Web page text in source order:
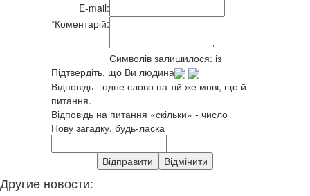
E-mail:
*Коментарій:
Символів залишилося: із
Підтвердіть, що Ви людина
Відповідь - одне слово на тій же мові, що й
питання.
Відповідь на питання «скільки» - число
Нову загадку, будь-ласка
Другие новости: